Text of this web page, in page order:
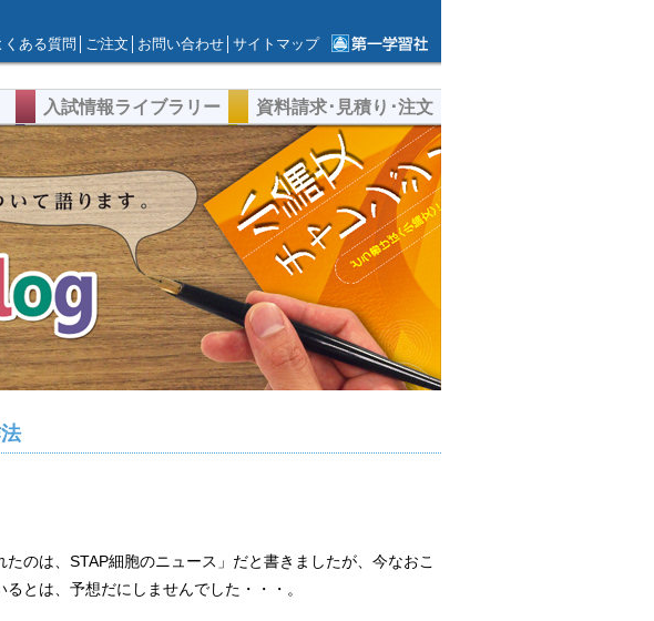
ブサイト
くある質問 ご注文 お問い合わせ サイトマップ
入試情報ライブラリー 資料請求･見積り･注文
のは、STAP細胞のニュース」だと書きましたが、今なおこ
とは、予想だにしませんでした・・・。